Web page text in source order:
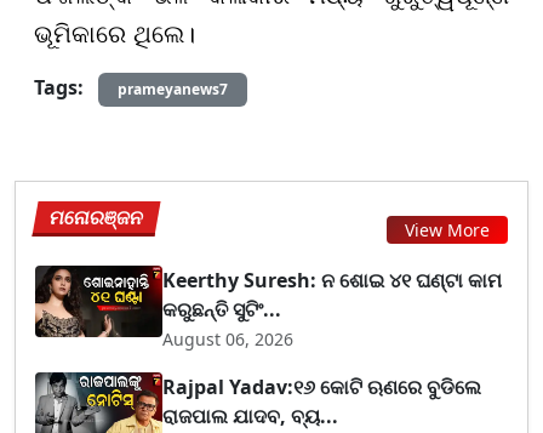
ଭୂମିକାରେ ଥିଲେ।
Tags:
prameyanews7
ମନୋରଞ୍ଜନ View More
Keerthy Suresh: ନ ଶୋଇ ୪୧ ଘଣ୍ଟା କାମ
କରୁଛନ୍ତି ସୁଟିଂ...
August 06, 2026
Rajpal Yadav:୧୬ କୋଟି ଋଣରେ ବୁଡିଲେ
ରାଜପାଲ ଯାଦବ, ବ୍ୟ...